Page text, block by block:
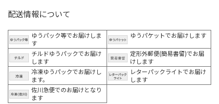
配送情報について
ゆうパック等でお届けしま
す
ゆうパケットでお届けします
チルドゆうパックでお届け
します
定形外郵便(簡易書留)でお届
けします
冷凍ゆうパックでお届けし
ます。
レターパックライトでお届け
します
佐川急便でのお届けとなり
ます